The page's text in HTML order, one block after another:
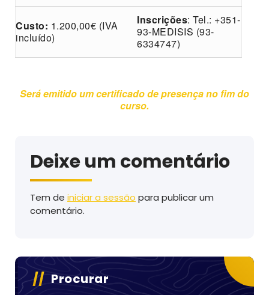
Custo: 1.200,00€ (IVA
incluído)
Inscrições: Tel.: +351-
93-MEDISIS (93-
6334747)
Será emitido um certificado de presença no fim do
curso.
Deixe um comentário
Tem de iniciar a sessão para publicar um
comentário.
Procurar